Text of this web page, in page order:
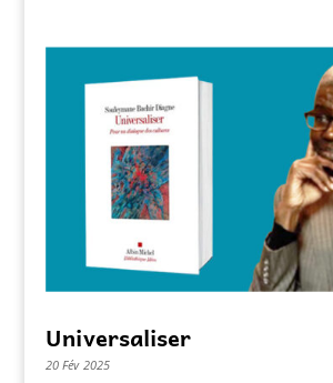
Universaliser
20 Fév 2025